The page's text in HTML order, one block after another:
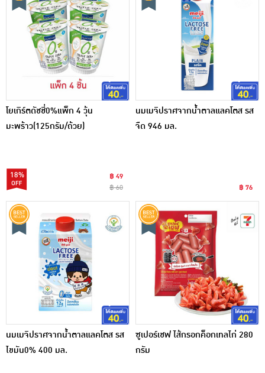
โยเกิร์ตดัชชี่0%แพ็ก 4 วุ้น
มะพร้าว(125กรัม/ถ้วย)
18%
฿ 49
฿ 60
นมเมจิปราศจากน้ำตาลแลคโตส รส
จืด 946 มล.
฿ 76
นมเมจิปราศจากน้ำตาลแลคโตส รส
ไขมัน0% 400 มล.
ซูเปอร์เชฟ ไส้กรอกค็อกเทลไก่ 280
กรัม